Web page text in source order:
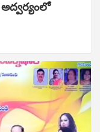
అద్వర్యంలో